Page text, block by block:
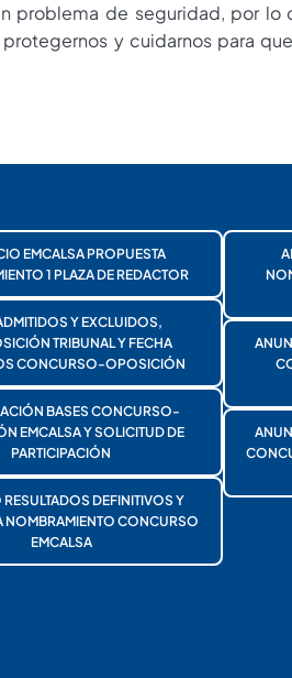
problema de seguridad, por lo
y cuidarnos para
EMCALSA PROPUESTA
1 PLAZA DE REDACTOR
Y EXCLUIDOS,
TRIBUNAL Y FECHA
CONCURSO-OPOSICIÓN
BASES CONCURSO-
EMCALSA Y SOLICITUD DE
PARTICIPACIÓN
DEFINITIVOS Y
NOMBRAMIENTO CONCURSO
EMCALSA